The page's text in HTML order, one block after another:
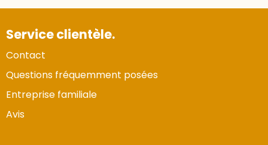
Service clientèle.
Contact
Questions fréquemment posées
Entreprise familiale
Avis